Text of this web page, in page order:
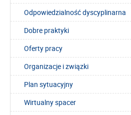
Odpowiedzialność dyscyplinarna
Dobre praktyki
Oferty pracy
Organizacje i związki
Plan sytuacyjny
Wirtualny spacer